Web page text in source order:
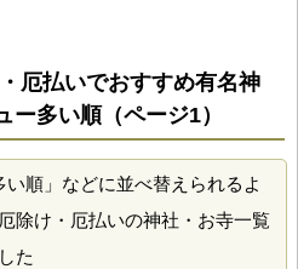
厄払いでおすすめ有名神
多い順（ページ1）
順」などに並べ替えられるよ
除け・厄払いの神社・お寺一覧
た